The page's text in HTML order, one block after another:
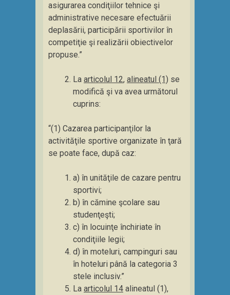
asigurarea condiţiilor tehnice şi
administrative necesare efectuării
deplasării, participării sportivilor în
competiţie şi realizării obiectivelor
propuse.”
La articolul 12, alineatul (1) se
modifică şi va avea următorul
cuprins:
“(1) Cazarea participanţilor la
activităţile sportive organizate în ţară
se poate face, după caz:
a) în unităţile de cazare pentru
sportivi;
b) în cămine şcolare sau
studenţeşti;
c) în locuinţe închiriate în
condiţiile legii;
d) în moteluri, campinguri sau
în hoteluri până la categoria 3
stele inclusiv.”
La articolul 14 alineatul (1),